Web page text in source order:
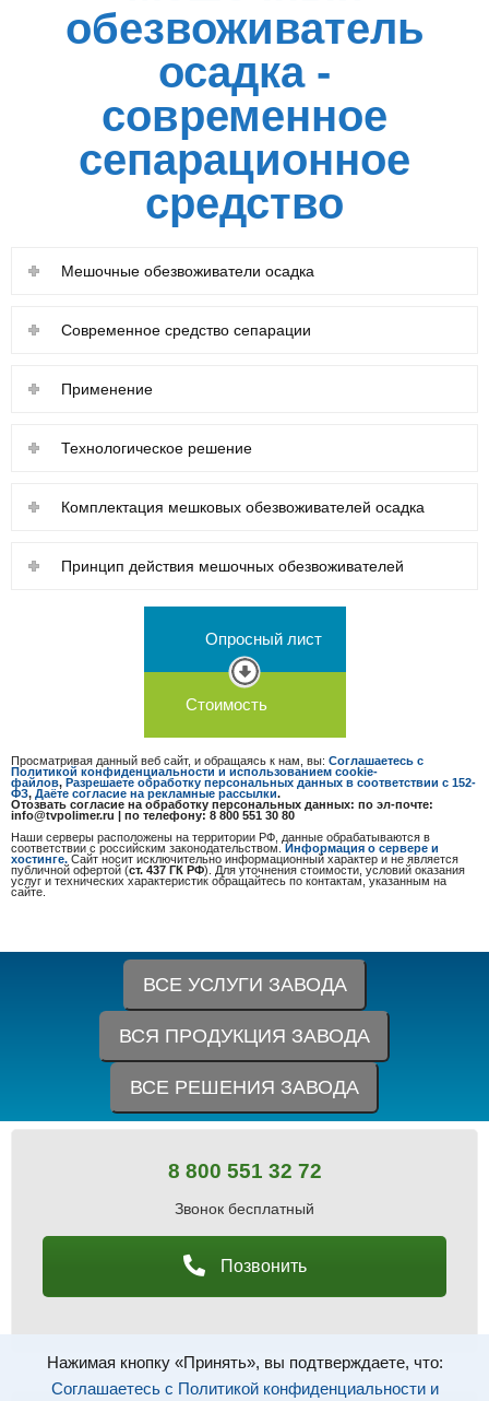
Нажимая кнопку «Принять», вы подтверждаете, что:
Соглашаетесь с Политикой конфиденциальности и
обезвоживатель
осадка -
современное
сепарационное
средство
Мешочные обезвоживатели осадка
Современное средство сепарации
Применение
Технологическое решение
Комплектация мешковых обезвоживателей осадка
Принцип действия мешочных обезвоживателей
Опросный лист
Стоимость
Просматривая данный веб сайт, и обращаясь к нам, вы: Соглашаетесь с
Политикой конфиденциальности и использованием cookie-
файлов, Разрешаете обработку персональных данных в соответствии с 152-
ФЗ, Даёте согласие на рекламные рассылки.
Отозвать согласие на обработку персональных данных: по эл-почте:
info@tvpolimer.ru | по телефону: 8 800 551 30 80
Наши серверы расположены на территории РФ, данные обрабатываются в
соответствии с российским законодательством.Информация о сервере и
хостинге. Сайт носит исключительно информационный характер и не является
публичной офертой (ст. 437 ГК РФ). Для уточнения стоимости, условий оказания
услуг и технических характеристик обращайтесь по контактам, указанным на
сайте.
ВСЕ УСЛУГИ ЗАВОДА
ВСЯ ПРОДУКЦИЯ ЗАВОДА
ВСЕ РЕШЕНИЯ ЗАВОДА
8 800 551 32 72
Звонок бесплатный
Позвонить